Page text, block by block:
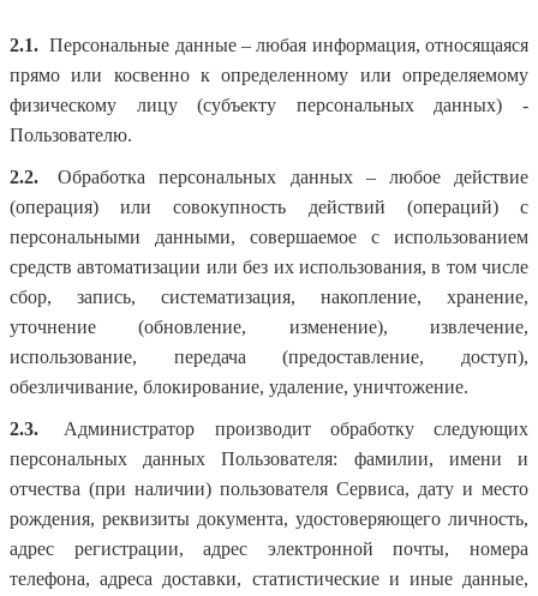
2.1. Персональные данные – любая информация, относящаяся
прямо или косвенно к определенному или определяемому
физическому лицу (субъекту персональных данных) -
Пользователю.
2.2.
Обработка персональных данных – любое действие
(операция) или совокупность действий (операций) с
персональными данными, совершаемое с использованием
средств автоматизации или без их использования, в том числе
сбор, запись, систематизация, накопление, хранение,
уточнение (обновление, изменение), извлечение,
использование, передача (предоставление, доступ),
обезличивание, блокирование, удаление, уничтожение.
2.3.
Администратор производит обработку следующих
персональных данных Пользователя: фамилии, имени и
отчества (при наличии) пользователя Сервиса, дату и место
рождения, реквизиты документа, удостоверяющего личность,
адрес регистрации, адрес электронной почты, номера
телефона, адреса доставки, статистические и иные данные,